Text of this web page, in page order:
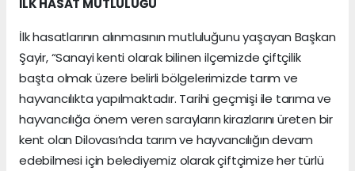
İlk hasatlarının alınmasının mutluluğunu yaşayan Başkan
Şayir, “Sanayi kenti olarak bilinen ilçemizde çiftçilik
başta olmak üzere belirli bölgelerimizde tarım ve
hayvancılıkta yapılmaktadır. Tarihi geçmişi ile tarıma ve
hayvancılığa önem veren sarayların kirazlarını üreten bir
kent olan Dilovası’nda tarım ve hayvancılığın devam
edebilmesi için belediyemiz olarak çiftçimize her türlü